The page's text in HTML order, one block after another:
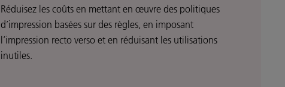
Réduisez les coûts en mettant en œuvre des politiques
d’impression basées sur des règles, en imposant
l’impression recto verso et en réduisant les utilisations
inutiles.